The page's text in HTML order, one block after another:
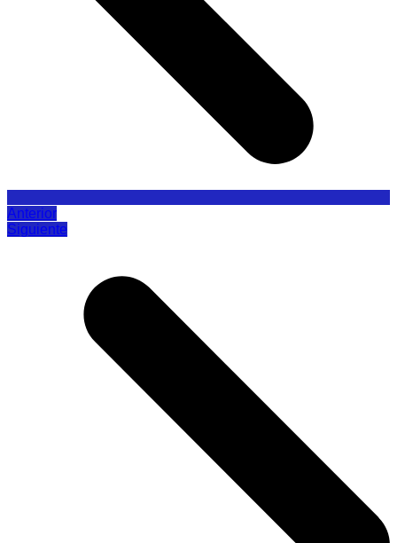
Anterior
Siguiente